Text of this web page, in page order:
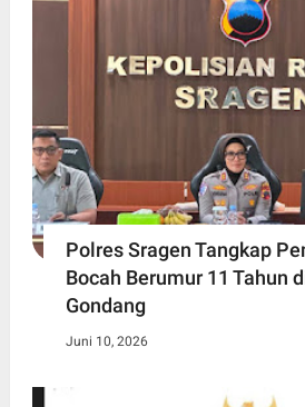
Polres Sragen Tangkap
Bocah Berumur 11 Tahun
Gondang
Juni 10, 2026